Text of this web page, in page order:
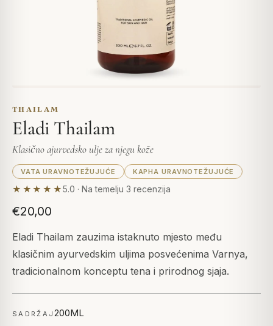
THAILAM
Eladi Thailam
Klasično ajurvedsko ulje za njegu kože
VATA URAVNOTEŽUJUĆE KAPHA URAVNOTEŽUJUĆE
★★★★★5.0 · Na temelju 3 recenzija
€20,00
Eladi Thailam zauzima istaknuto mjesto među
klasičnim ayurvedskim uljima posvećenima Varnya,
tradicionalnom konceptu tena i prirodnog sjaja.
SADRŽAJ200ML